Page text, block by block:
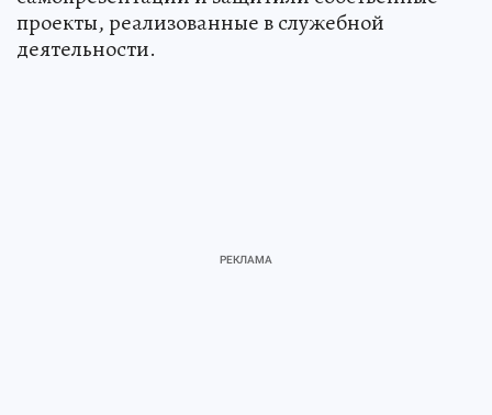
проекты, реализованные в служебной
деятельности.